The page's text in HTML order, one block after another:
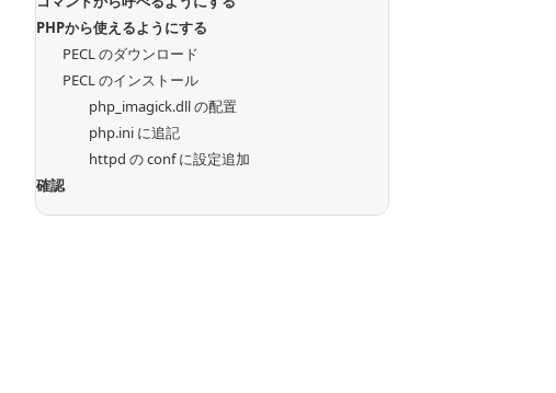
PHPから使えるようにする
PECL のダウンロード
PECL のインストール
php_imagick.dll の配置
php.ini に追記
httpd の conf に設定追加
確認